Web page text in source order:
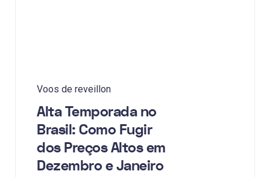
Voos de reveillon
Alta Temporada no
Brasil: Como Fugir
dos Preços Altos em
Dezembro e Janeiro